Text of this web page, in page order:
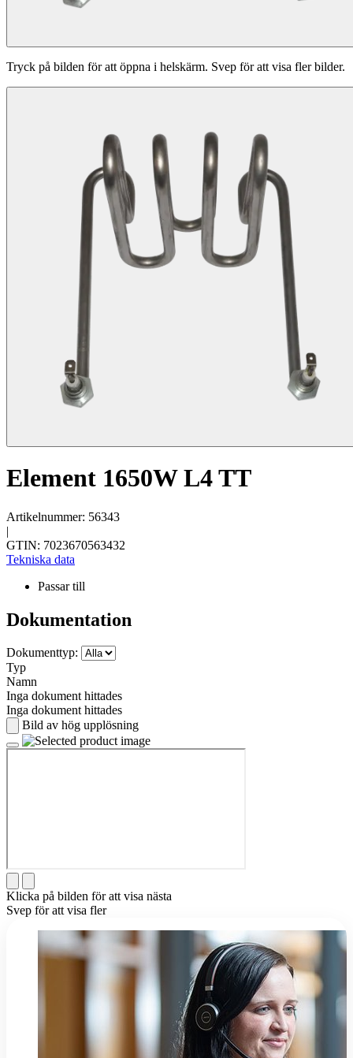
Tryck på bilden för att öppna i helskärm. Svep för att visa fler bilder.
Element 1650W L4 TT
Artikelnummer: 56343
|
GTIN: 7023670563432
Tekniska data
Passar till
Dokumentation
Dokumenttyp:
Typ
Namn
Inga dokument hittades
Inga dokument hittades
Bild av hög upplösning
Klicka på bilden för att visa nästa
Svep för att visa fler